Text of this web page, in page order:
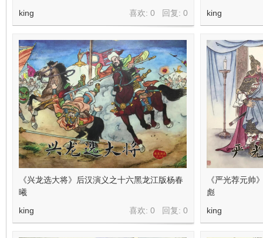
喜欢: 0 回复: 0
king
king
《兴龙选大将》后汉演义之十六黑龙江版杨春
曦
喜欢: 0 回复: 0
king
《严光荐元帅
彪
king